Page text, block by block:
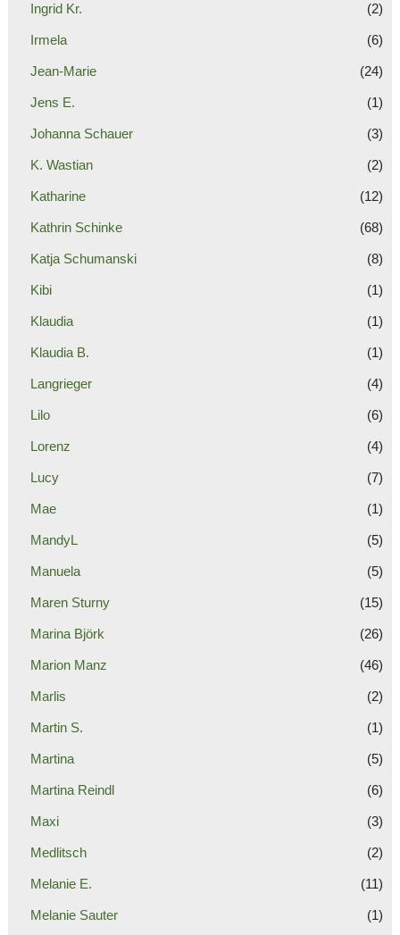
Ingrid Kr. (2)
Irmela (6)
Jean-Marie (24)
Jens E. (1)
Johanna Schauer (3)
K. Wastian (2)
Katharine (12)
Kathrin Schinke (68)
Katja Schumanski (8)
Kibi (1)
Klaudia (1)
Klaudia B. (1)
Langrieger (4)
Lilo (6)
Lorenz (4)
Lucy (7)
Mae (1)
MandyL (5)
Manuela (5)
Maren Sturny (15)
Marina Björk (26)
Marion Manz (46)
Marlis (2)
Martin S. (1)
Martina (5)
Martina Reindl (6)
Maxi (3)
Medlitsch (2)
Melanie E. (11)
Melanie Sauter (1)